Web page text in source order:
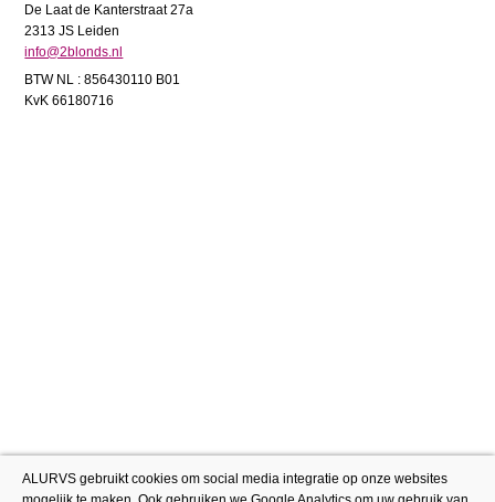
De Laat de Kanterstraat 27a
2313 JS Leiden
info@2blonds.nl
BTW NL : 856430110 B01
KvK 66180716
ALURVS gebruikt cookies om social media integratie op onze websites